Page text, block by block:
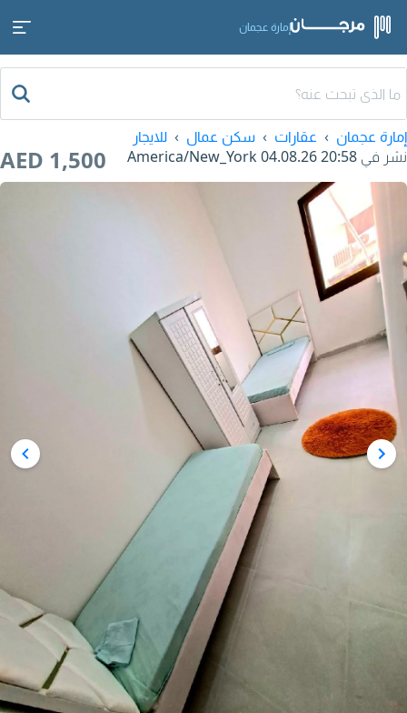
إمارة عجمان
إمارة عجمان عقارات سكن عمال
للايجار
نشر في 04.08.26 20:58
AED 1,500